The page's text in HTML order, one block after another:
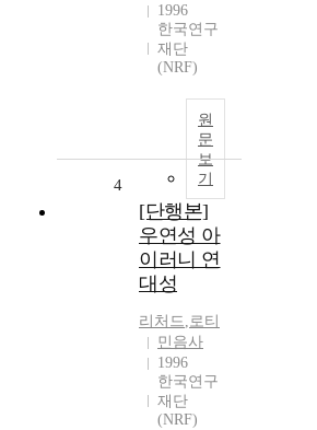
1996
한국연구
재단
(NRF)
원
문
보
기
4
[단행본]
우연성 아
이러니 연
대성
리처드,로티
민음사
1996
한국연구
재단
(NRF)